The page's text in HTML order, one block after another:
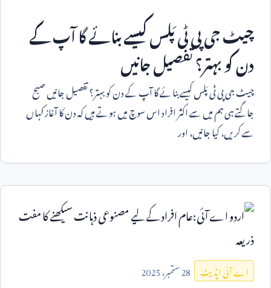
چیٹ جی پی ٹی پَلس کیسے بنائے گا آپ کے
دن کو بہتر؟ تفصیل جانیں
چیٹ جی پی ٹی پَلس کیسے بنائے گا آپ کے دن کو بہتر؟ تفصیل جانیں صبح
جاگتے ہی ہم میں سے اکثر افراد اس سوچ میں ہوتے ہیں کہ دن کا آغاز کہاں
سے کریں، کیا جانیں، اور
اے آئی اپڈیٹ 28ستمبر،2025